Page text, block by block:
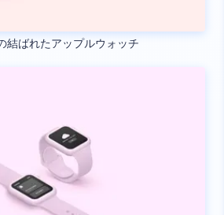
結ばれたアップルウォッチ